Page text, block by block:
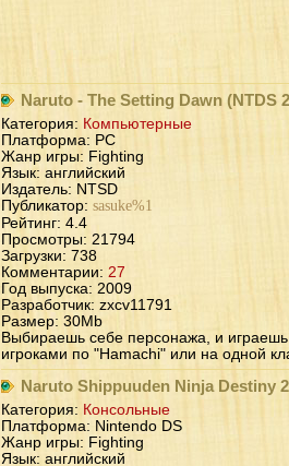
Naruto - The Setting Dawn (NTDS
Категория: Компьютерные
Платформа: PC
Жанр игры: Fighting
Язык: английский
Издатель: NTSD
Публикатор: sasuke%1
Рейтинг: 4.4
Просмотры: 21794
Загрузки: 738
Комментарии: 27
Год выпуска: 2009
Разработчик: zxcv11791
Размер: 30Mb
Выбираешь себе персонажа, и
игроками по "Hamachi" или на одной
Naruto Shippuuden Ninja Destiny 2
Категория: Консольные
Платформа: Nintendo DS
Жанр игры: Fighting
Язык: английский